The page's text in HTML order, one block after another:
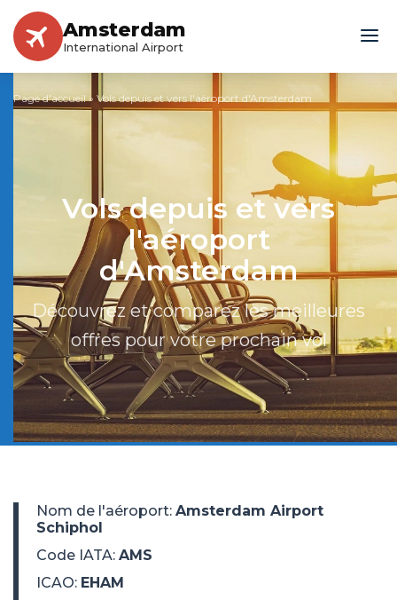
Amsterdam
International Airport
Page d'accueil» Vols depuis et vers l'aéroport d'Amsterdam
Vols depuis et vers
l'aéroport
d'Amsterdam
Découvrez et comparez les meilleures
offres pour votre prochain vol
Nom de l'aéroport: Amsterdam Airport
Schiphol
Code IATA: AMS
ICAO: EHAM